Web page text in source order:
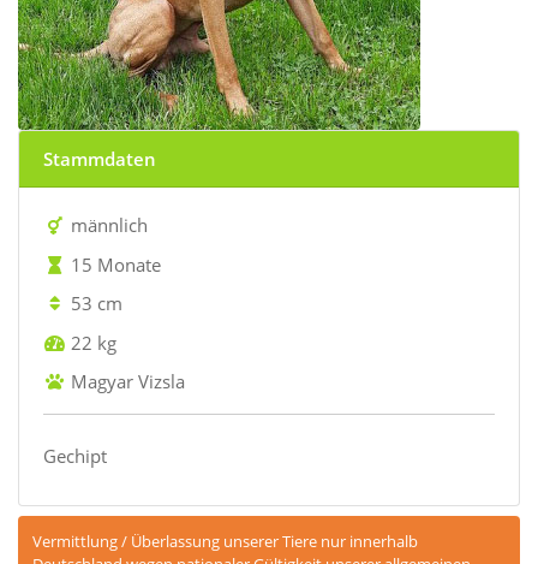
Stammdaten
männlich
15 Monate
53 cm
22 kg
Magyar Vizsla
Gechipt
Vermittlung / Überlassung unserer Tiere nur innerhalb